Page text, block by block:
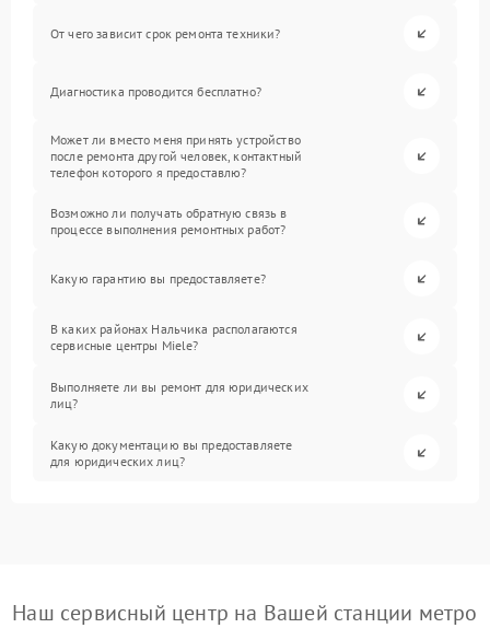
От чего зависит срок ремонта техники?
Диагностика проводится бесплатно?
Может ли вместо меня принять устройство
после ремонта другой человек, контактный
телефон которого я предоставлю?
Возможно ли получать обратную связь в
процессе выполнения ремонтных работ?
Какую гарантию вы предоставляете?
В каких районах Нальчика располагаются
сервисные центры Miele?
Выполняете ли вы ремонт для юридических
лиц?
Какую документацию вы предоставляете
для юридических лиц?
Наш сервисный центр на Вашей станции метро